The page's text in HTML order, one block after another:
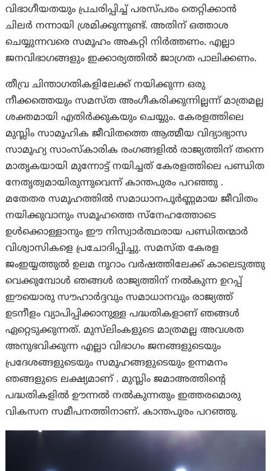
വിഭാഗീയതയും പ്രചരിപ്പിച്ച് പരസ്പരം തെറ്റിക്കാൻ
ചിലർ നന്നായി ശ്രമിക്കുന്നുണ്ട്. അതിന് ഒത്താശ
ചെയ്യുന്നവരെ സമൂഹം അകറ്റി നിർത്തണം. എല്ലാ
ജനവിഭാഗങ്ങളും ഇക്കാര്യത്തിൽ ജാഗ്രത പാലിക്കണം.
തീവ്ര ചിന്താഗതികളിലേക്ക് നയിക്കുന്ന ഒരു
നീക്കത്തെയും സമസ്ത അംഗീകരിക്കുന്നില്ലന്ന് മാത്രമല്ല
ശക്തമായി എതിർക്കുകയും ചെയ്യും. കേരളത്തിലെ
മുസ്ലിം സാമൂഹിക ജീവിതത്തെ ആത്മീയ വിദ്യാഭ്യാസ
സാമൂഹ്യ സാംസ്കാരിക രംഗങ്ങളിൽ രാജ്യത്തിന് തന്നെ
മാതൃകയായി മുന്നോട്ട് നയിച്ചത് കേരളത്തിലെ പണ്ഡിത
നേതൃത്വമായിരുന്നുവെന്ന് കാന്തപുരം പറഞ്ഞു .
മതേതര സമൂഹത്തിൽ സമാധാനപൂർണ്ണമായ ജീവിതം
നയിക്കുവാനും സമൂഹത്തെ സ്നേഹത്തോടെ
ഉൾക്കൊള്ളാനും ഈ നിസ്വാർത്ഥരായ പണ്ഡിതന്മാർ
വിശ്വാസികളെ പ്രചോദിപ്പിച്ചു. സമസ്ത കേരള
ജംഇയ്യത്തുൽ ഉലമ നൂറാം വർഷത്തിലേക്ക് കാലെടുത്തു
വെക്കുമ്പോൾ ഞങ്ങൾ രാജ്യത്തിന് നൽകുന്ന ഉറപ്പ്
ഈയൊരു സൗഹാർദ്ദവും സമാധാനവും രാജ്യത്ത്
ഉടനീളം വ്യാപിപ്പിക്കാനുള്ള പദ്ധതികളാണ് ഞങ്ങൾ
ഏറ്റെടുക്കുന്നത്. മുസ്‌ലിംകളുടെ മാത്രമല്ല അവശത
അനുഭവിക്കുന്ന എല്ലാ വിഭാഗം ജനങ്ങളുടെയും
പ്രദേശങ്ങളുടെയും സമൂഹങ്ങളുടെയും ഉന്നമനം
ഞങ്ങളുടെ ലക്ഷ്യമാണ് . മുസ്ലിം ജമാഅത്തിന്റെ
പദ്ധതികളിൽ ഊന്നൽ നൽകുന്നതും ഇത്തരമൊരു
വികസന സമീപനത്തിനാണ്. കാന്തപുരം പറഞ്ഞു.